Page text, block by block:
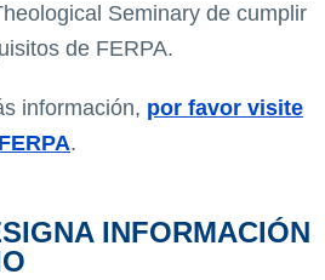
Seminary de cumplir
de FERPA.
información, por favor visite
.
INFORMACIÓN